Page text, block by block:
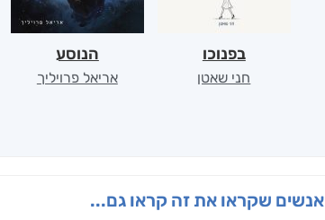
בפנוכו
חני שאטן
הנוסע
אריאל פרויליך
אנשים שקראו את זה קראו גם...